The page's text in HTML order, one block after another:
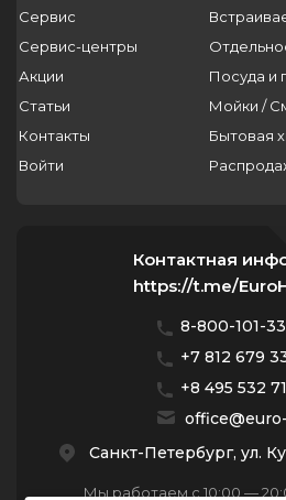
Сервис
Сервис-центры
Акции
Статьи
Контакты
Войти
Посуда и
Мойки /
Бытовая
Контактная
https://t.me/
8-800-101-
+7 812 679
+8 495 532
Санкт-Петербург, ул.
Мы работаем с 10:00 —